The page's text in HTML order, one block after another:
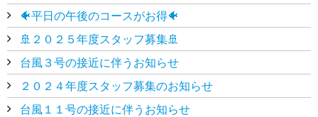
🐠平日の午後のコースがお得🐠
🚢２０２５年度スタッフ募集🚢
台風３号の接近に伴うお知らせ
２０２４年度スタッフ募集のお知らせ
台風１１号の接近に伴うお知らせ